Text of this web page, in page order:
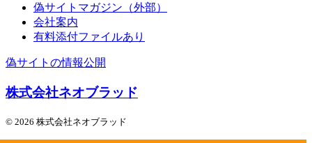
偽サイトマガジン（外部）
会社案内
有料添付ファイルあり
偽サイトの情報公開
株式会社ネオブラッド
© 2026 株式会社ネオブラッド